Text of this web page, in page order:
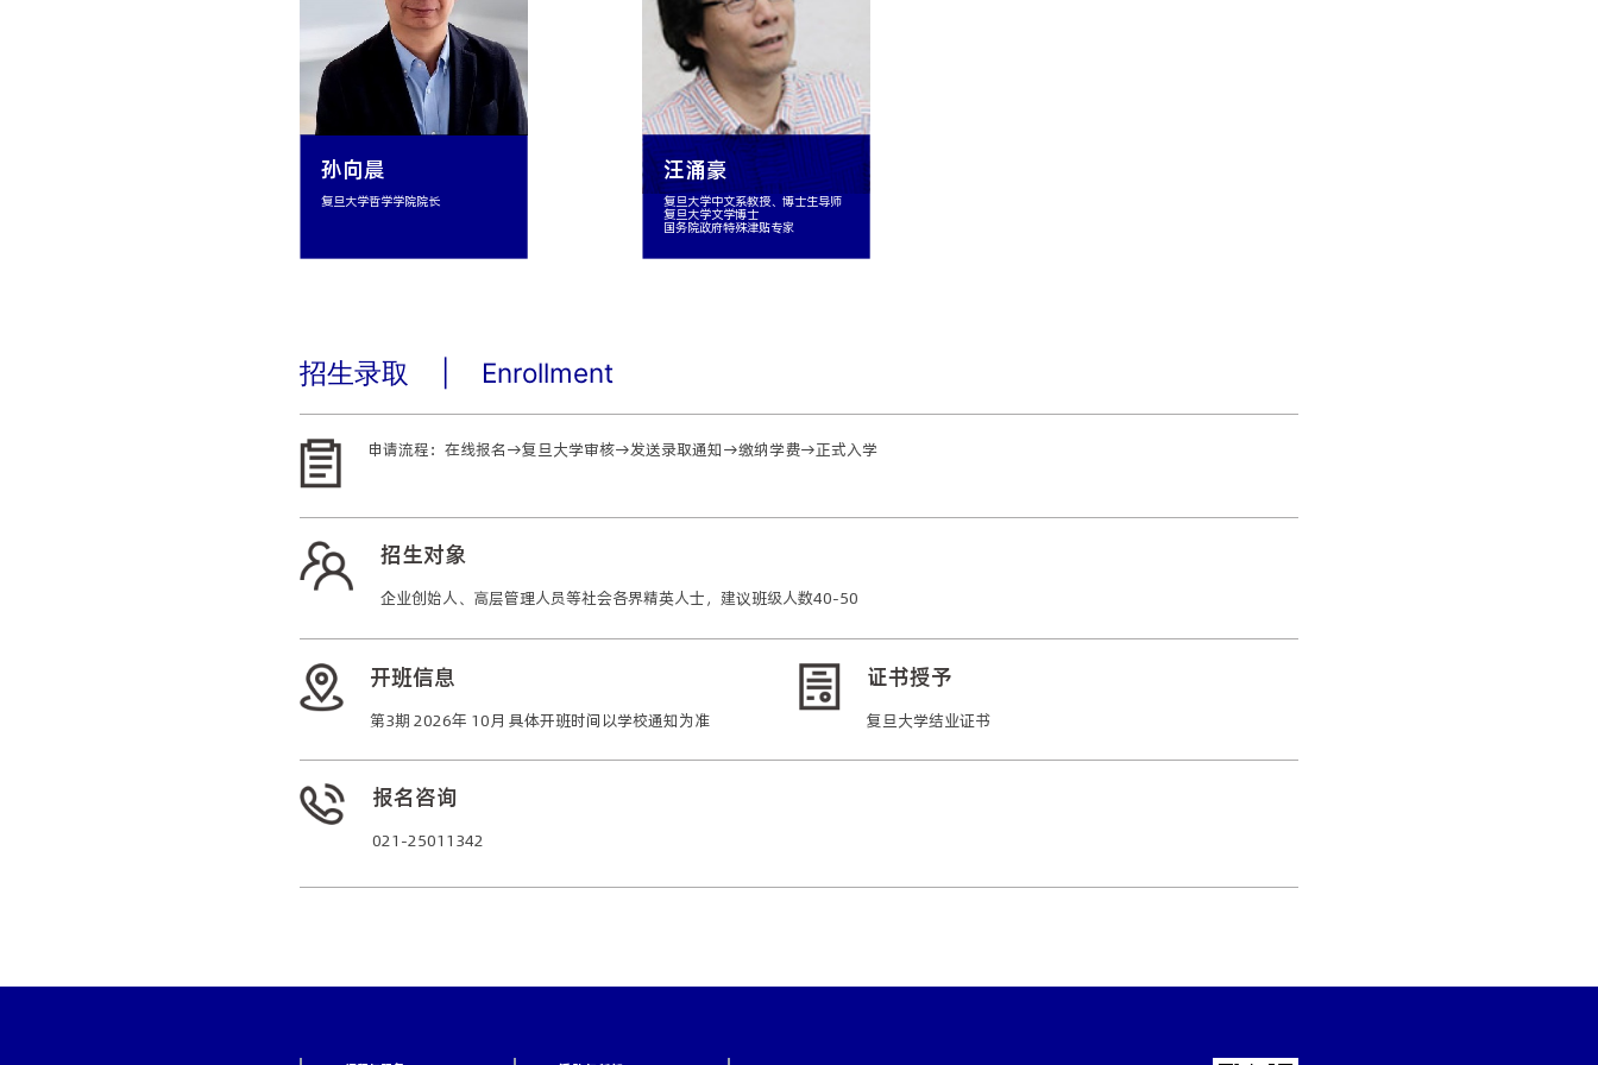
复旦大学特聘教授、博士生导师、复旦
孙向晨
复旦大学哲学学院院长
汪涌豪
复旦大学中文系教授、博士生导师
复旦大学文学博士
国务院政府特殊津贴专家
招生录取 Enrollment
申请流程：在线报名→复旦大学审核→发送录取通知→缴纳学费→正式入学
招生对象
企业创始人、高层管理人员等社会各界精英人士，建议班级人数40-50
开班信息
第3期 2026年 10月 具体开班时间以学校通知为准
证书授予
复旦大学结业证书
报名咨询
021-25011342